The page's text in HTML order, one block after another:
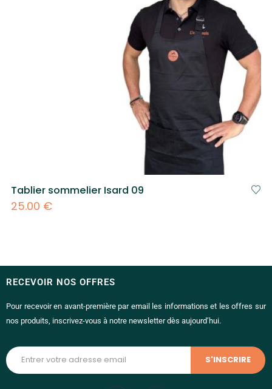
Tablier sommelier Isard 09
25.00 €
RECEVOIR NOS OFFRES
Pour recevoir en avant-première par email les informations et les offres sur
nos produits, inscrivez-vous à notre newsletter dès aujourd’hui.